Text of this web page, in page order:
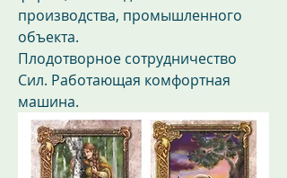
производства, промышленного
объекта.
Плодотворное сотрудничество
Сил. Работающая комфортная
машина.